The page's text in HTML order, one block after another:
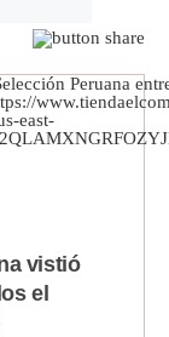
vistió
el